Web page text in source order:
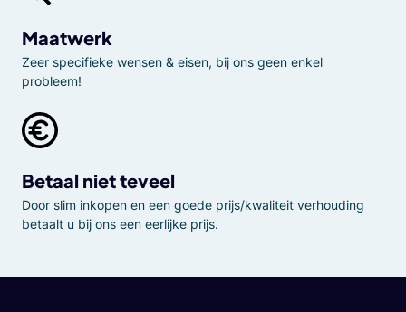
Maatwerk
Zeer specifieke wensen & eisen, bij ons geen enkel
probleem!
Betaal niet teveel
Door slim inkopen en een goede prijs/kwaliteit verhouding
betaalt u bij ons een eerlijke prijs.